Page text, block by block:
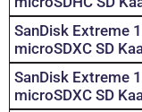
SanDisk Extreme
microSDXC SD
SanDisk Extreme
microSDXC SD